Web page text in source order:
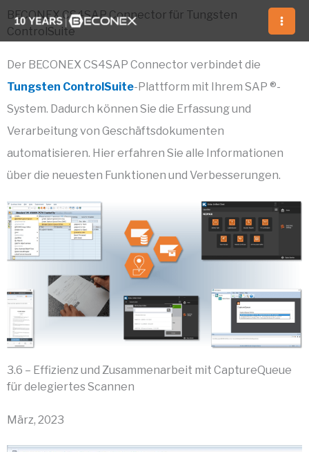
Zum
Inhalt
BECONEX CS4SAP Connector für Tungsten
ControlSuite
Der BECONEX CS4SAP Connector verbindet die
Tungsten ControlSuite-Plattform mit Ihrem SAP ®-
System. Dadurch können Sie die Erfassung und
Verarbeitung von Geschäftsdokumenten
automatisieren. Hier erfahren Sie alle Informationen
über die neuesten Funktionen und Verbesserungen.
3.6 – Effizienz und Zusammenarbeit mit CaptureQueue
für delegiertes Scannen
März, 2023